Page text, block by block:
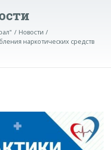
Новости
наркотических средств